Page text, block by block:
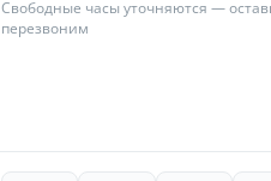
Свободные часы уточняются —
перезвоним